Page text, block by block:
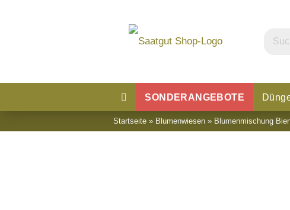
SONDERANGEBOTE
Blumensaatgut Blumenwiesen
Startseite » Blumenwiesen » Blumenmischung